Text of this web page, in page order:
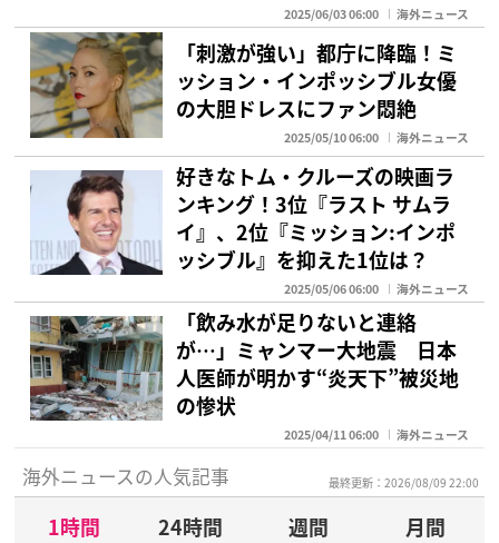
2025/06/03 06:00 海外ニュース
「刺激が強い」都庁に降臨！ミ
ッション・インポッシブル女優
の大胆ドレスにファン悶絶
2025/05/10 06:00 海外ニュース
好きなトム・クルーズの映画ラ
ンキング！3位『ラスト サムラ
イ』、2位『ミッション:インポ
ッシブル』を抑えた1位は？
2025/05/06 06:00 海外ニュース
「飲み水が足りないと連絡
が…」ミャンマー大地震 日本
人医師が明かす“炎天下”被災地
の惨状
2025/04/11 06:00 海外ニュース
海外ニュースの人気記事 最終更新：2026/08/09 22:00
1時間 24時間 週間
月間